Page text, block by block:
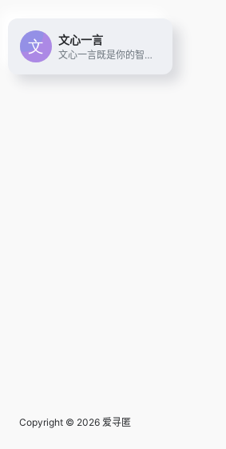
文心一言
文心一言既是你的智能伙伴，可以陪你聊天、回答问题、画图识图；也是你的AI助手，可以提供灵感、撰写文案、阅读文档、智能翻译，帮你高效完成工作和学习任务。
Copyright © 2026 爱寻匿